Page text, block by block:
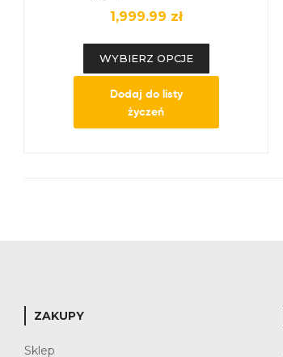
kanapa
1,999.99 zł
WYBIERZ OPCJE
Dodaj do listy
życzeń
ZAKUPY
Sklep